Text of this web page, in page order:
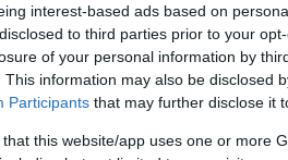
interest-based ads based on
to third parties prior to your
of your personal information by
This information may also be disclosed
Participants that may further disclose it
that this website/app uses one or more
negyedszázados
elemzése szerint.
forrásként a Google Keresőben!